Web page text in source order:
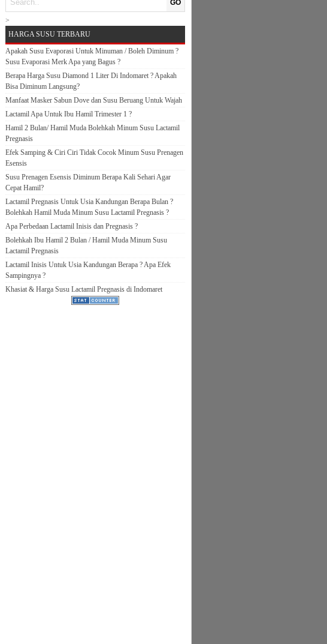
GO
>
HARGA SUSU TERBARU
Apakah Susu Evaporasi Untuk Minuman / Boleh Diminum ?
Susu Evaporasi Merk Apa yang Bagus ?
Berapa Harga Susu Diamond 1 Liter Di Indomaret ? Apakah
Bisa Diminum Langsung?
Manfaat Masker Sabun Dove dan Susu Beruang Untuk Wajah
Lactamil Apa Untuk Ibu Hamil Trimester 1 ?
Hamil 2 Bulan/ Hamil Muda Bolehkah Minum Susu Lactamil
Pregnasis
Efek Samping & Ciri Ciri Tidak Cocok Minum Susu Prenagen
Esensis
Susu Prenagen Esensis Diminum Berapa Kali Sehari Agar
Cepat Hamil?
Lactamil Pregnasis Untuk Usia Kandungan Berapa Bulan ?
Bolehkah Hamil Muda Minum Susu Lactamil Pregnasis ?
Apa Perbedaan Lactamil Inisis dan Pregnasis ?
Bolehkah Ibu Hamil 2 Bulan / Hamil Muda Minum Susu
Lactamil Pregnasis
Lactamil Inisis Untuk Usia Kandungan Berapa ? Apa Efek
Sampingnya ?
Khasiat & Harga Susu Lactamil Pregnasis di Indomaret